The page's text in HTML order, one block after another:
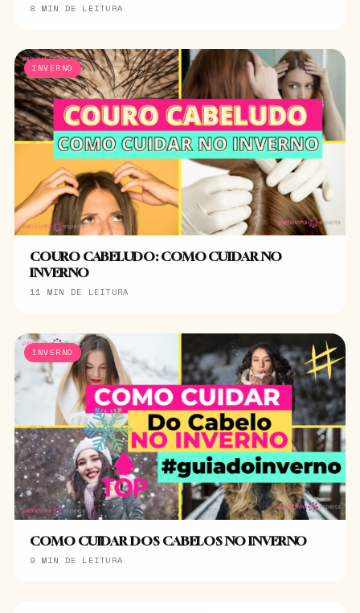
8 MIN DE LEITURA
INVERNO
COURO CABELUDO: COMO CUIDAR NO
INVERNO
11 MIN DE LEITURA
INVERNO
COMO CUIDAR DOS CABELOS NO INVERNO
9 MIN DE LEITURA